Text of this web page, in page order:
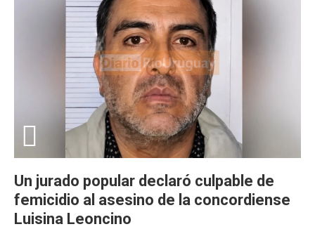
Un jurado popular declaró culpable de
femicidio al asesino de la concordiense
Luisina Leoncino